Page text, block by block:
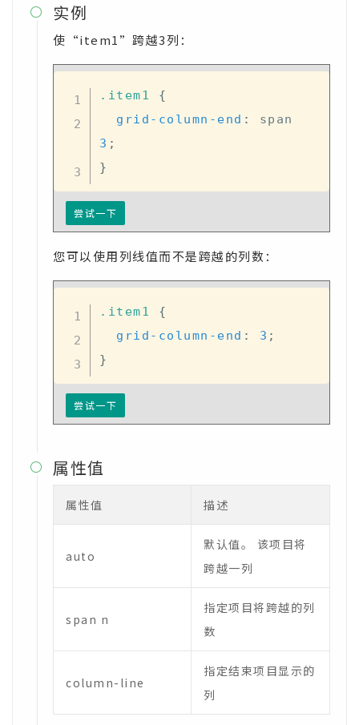
 实例
使“item1”跨越3列：
.item1
{
grid-column-end :
3 ;
}
尝试一下
您可以使用列线值而不是跨越的列数：
.item1
{
grid-column-end : 3 ;
}
尝试一下
 属性值
属性值 描述
auto
默认值。 该项目将
跨越一列
span n
指定项目将跨越的列
数
column-line
指定结束项目显示的
列